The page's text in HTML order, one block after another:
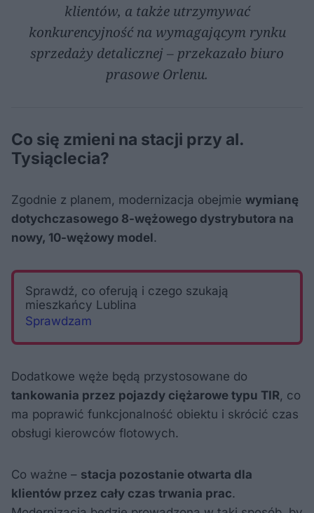
klientów, a także utrzymywać
konkurencyjność na wymagającym rynku
sprzedaży detalicznej – przekazało biuro
prasowe Orlenu.
Co się zmieni na stacji przy al.
Tysiąclecia?
Zgodnie z planem, modernizacja obejmie wymianę
dotychczasowego 8-wężowego dystrybutora na
nowy, 10-wężowy model.
Sprawdź, co oferują i czego szukają
mieszkańcy Lublina
Sprawdzam
Dodatkowe węże będą przystosowane do
tankowania przez pojazdy ciężarowe typu TIR , co
ma poprawić funkcjonalność obiektu i skrócić czas
obsługi kierowców flotowych.
Co ważne – stacja pozostanie otwarta dla
klientów przez cały czas trwania prac.